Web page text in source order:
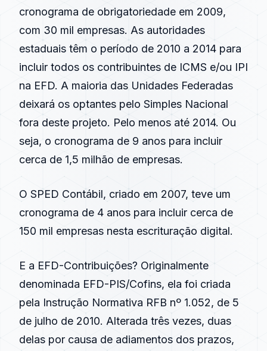
cronograma de obrigatoriedade em 2009,
com 30 mil empresas. As autoridades
estaduais têm o período de 2010 a 2014 para
incluir todos os contribuintes de ICMS e/ou IPI
na EFD. A maioria das Unidades Federadas
deixará os optantes pelo Simples Nacional
fora deste projeto. Pelo menos até 2014. Ou
seja, o cronograma de 9 anos para incluir
cerca de 1,5 milhão de empresas.
O SPED Contábil, criado em 2007, teve um
cronograma de 4 anos para incluir cerca de
150 mil empresas nesta escrituração digital.
E a EFD-Contribuições? Originalmente
denominada EFD-PIS/Cofins, ela foi criada
pela Instrução Normativa RFB nº 1.052, de 5
de julho de 2010. Alterada três vezes, duas
delas por causa de adiamentos dos prazos,